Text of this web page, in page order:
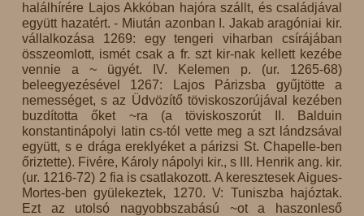
halálhírére Lajos Akkóban hajóra szállt, és családjával
együtt hazatért. - Miután azonban I. Jakab aragóniai kir.
vállalkozása 1269: egy tengeri viharban csírájában
összeomlott, ismét csak a fr. szt kir-nak kellett kezébe
vennie a ~ ügyét. IV. Kelemen p. (ur. 1265-68)
beleegyezésével 1267: Lajos Párizsba gyűjtötte a
nemességet, s az Üdvözítő töviskoszorújával kezében
buzdította őket ~ra (a töviskoszorút II. Balduin
konstantinápolyi latin cs-tól vette meg a szt lándzsával
együtt, s e drága ereklyéket a párizsi St. Chapelle-ben
őriztette). Fivére, Károly nápolyi kir., s III. Henrik ang. kir.
(ur. 1216-72) 2 fia is csatlakozott. A keresztesek Aigues-
Mortes-ben gyülekeztek, 1270. V: Tuniszba hajóztak.
Ezt az utolsó nagyobbszabású ~ot a haszonleső